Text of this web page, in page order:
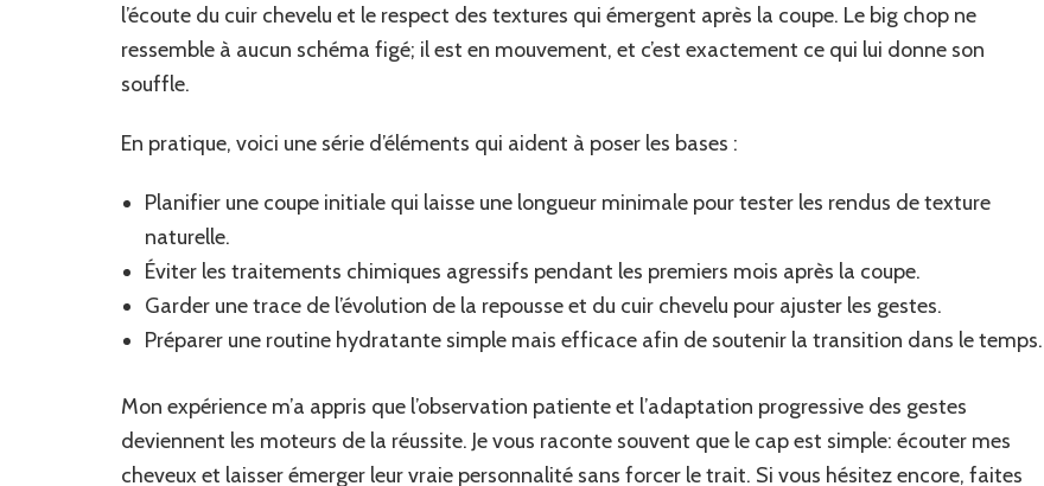
l’écoute du cuir chevelu et le respect des textures qui émergent après la coupe. Le big chop ne
ressemble à aucun schéma figé; il est en mouvement, et c’est exactement ce qui lui donne son
souffle.
En pratique, voici une série d’éléments qui aident à poser les bases :
Planifier une coupe initiale qui laisse une longueur minimale pour tester les rendus de texture
naturelle.
Éviter les traitements chimiques agressifs pendant les premiers mois après la coupe.
Garder une trace de l’évolution de la repousse et du cuir chevelu pour ajuster les gestes.
Préparer une routine hydratante simple mais efficace afin de soutenir la transition dans le temps.
Mon expérience m’a appris que l’observation patiente et l’adaptation progressive des gestes
deviennent les moteurs de la réussite. Je vous raconte souvent que le cap est simple: écouter mes
cheveux et laisser émerger leur vraie personnalité sans forcer le trait. Si vous hésitez encore, faites